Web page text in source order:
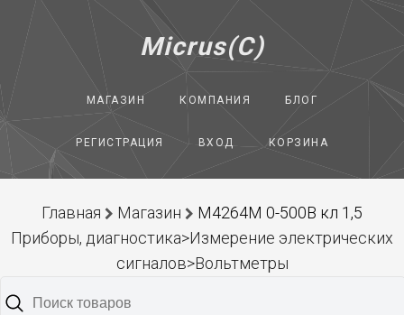
Micrus(C)
МАГАЗИН КОМПАНИЯ БЛОГ
РЕГИСТРАЦИЯ ВХОД КОРЗИНА
Главная Магазин
М4264М 0-500В кл 1,5
Приборы, диагностика>Измерение электрических
сигналов>Вольтметры